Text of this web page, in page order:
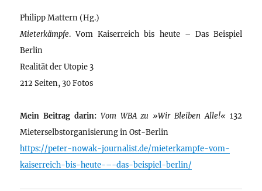
Philipp Mattern (Hg.)
Mieterkämpfe. Vom Kaiserreich bis heute – Das Beispiel
Berlin
Realität der Utopie 3
212 Seiten, 30 Fotos
Mein Beitrag darin: Vom WBA zu »Wir Bleiben Alle!« 132
Mieterselbstorganisierung in Ost-Berlin
https://peter-nowak-journalist.de/mieterkampfe-vom-
kaiserreich-bis-heute-–-das-beispiel-berlin/